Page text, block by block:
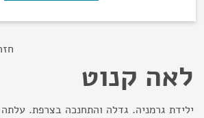
לאה קנוט
ילידת גרמניה. גדלה והתחנכה בצרפת.